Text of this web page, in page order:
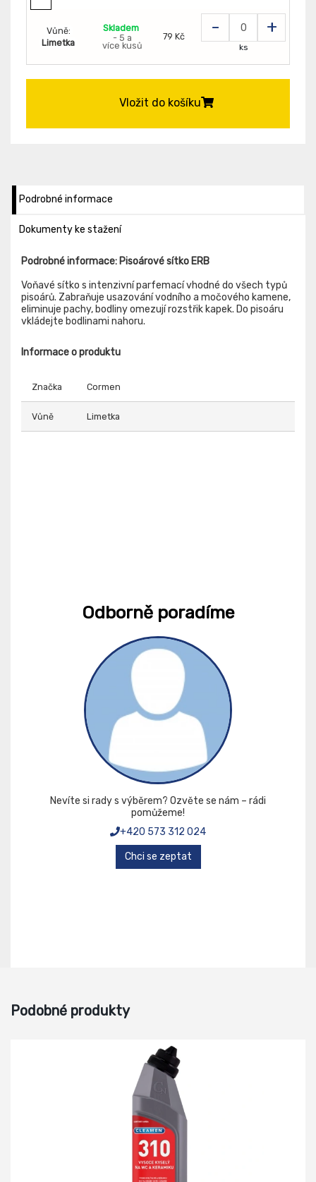
Vůně:
Limetka
Skladem
- 5 a
více kusů
79 Kč - +
ks
Vložit do košíku
Podrobné informace
Dokumenty ke stažení
Podrobné informace: Pisoárové sítko ERB
Voňavé sítko s intenzivní parfemací vhodné do všech typů
pisoárů. Zabraňuje usazování vodního a močového kamene,
eliminuje pachy, bodliny omezují rozstřik kapek. Do pisoáru
vkládejte bodlinami nahoru.
Informace o produktu
Značka Cormen
Vůně Limetka
Odborně poradíme
Nevíte si rady s výběrem? Ozvěte se nám – rádi
pomůžeme!
+420 573 312 024
Chci se zeptat
Podobné produkty